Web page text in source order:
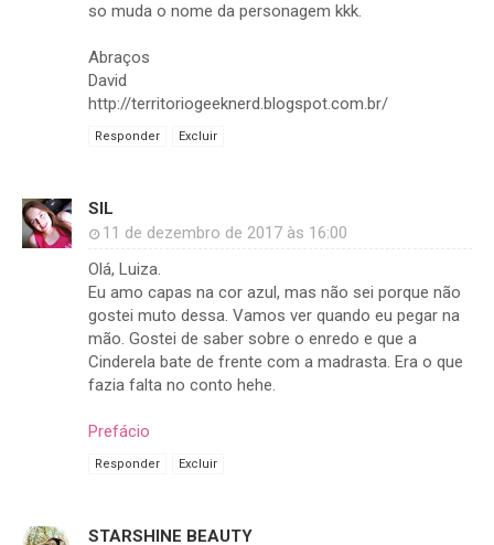
so muda o nome da personagem kkk.
Abraços
David
http://territoriogeeknerd.blogspot.com.br/
Responder Excluir
SIL
11 de dezembro de 2017 às 16:00
Olá, Luiza.
Eu amo capas na cor azul, mas não sei porque não
gostei muto dessa. Vamos ver quando eu pegar na
mão. Gostei de saber sobre o enredo e que a
Cinderela bate de frente com a madrasta. Era o que
fazia falta no conto hehe.
Prefácio
Responder Excluir
STARSHINE BEAUTY